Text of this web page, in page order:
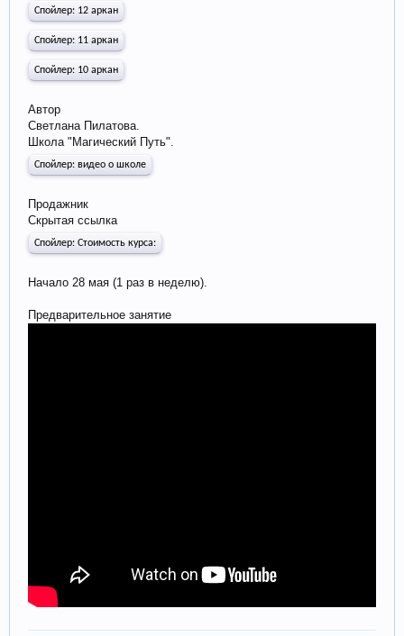
Спойлер: 12 аркан
Спойлер: 11 аркан
Спойлер: 10 аркан
Автор
Светлана Пилатова.
Школа "Магический Путь".
Спойлер: видео о школе
Продажник
Скрытая ссылка
Спойлер: Стоимость курса:
Начало 28 мая (1 раз в неделю).
Предварительное занятие